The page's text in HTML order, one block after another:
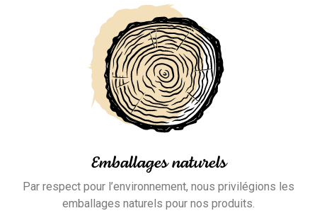
Emballages naturels
Par respect pour l’environnement, nous privilégions les
emballages naturels pour nos produits.